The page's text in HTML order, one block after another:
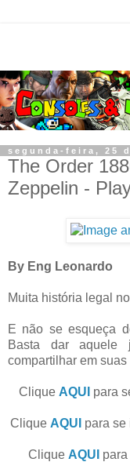
segunda-feira, 25
The Order
Zeppelin -
By Eng Leonardo
Muita história legal
E não se esqueça
Basta dar aquele
compartilhar em
Clique AQUI para
Clique AQUI para se
Clique AQUI